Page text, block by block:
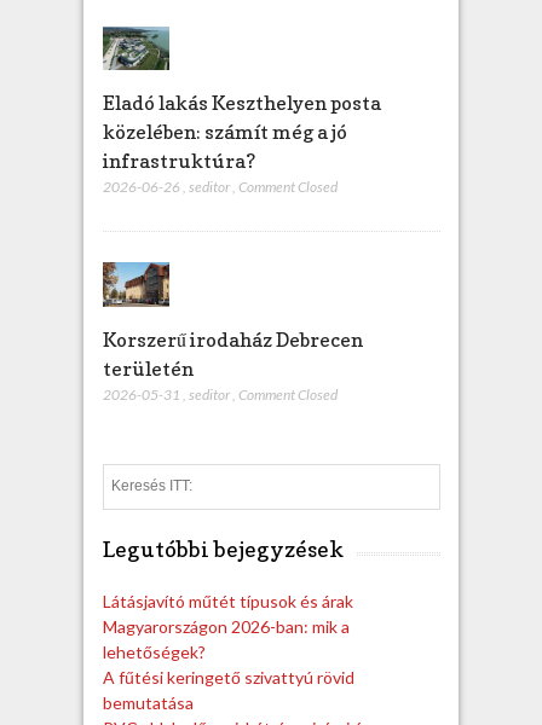
Eladó lakás Keszthelyen posta
közelében: számít még a jó
infrastruktúra?
2026-06-26 , seditor, Comment Closed
Korszerű irodaház Debrecen
területén
2026-05-31 seditor Comment Closed
e
Legutóbbi bejegyzések
Látásjavító műtét típusok és árak
Magyarországon 2026-ban: mik a
lehetőségek?
A fűtési keringető szivattyú rövid
bemutatása